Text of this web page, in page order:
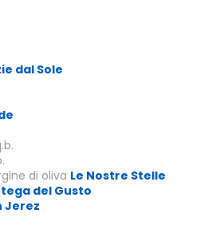
dal Sole
di oliva Le Nostre Stelle
del Gusto
Jerez